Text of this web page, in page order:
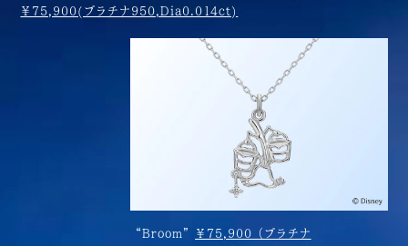
￥75,900(プラチナ950,Dia0.014ct)
“Broom”
￥75,900（プラチナ